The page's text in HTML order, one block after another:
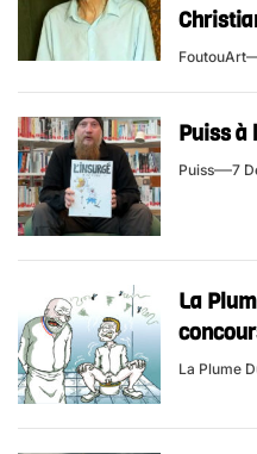
FoutouArt
Puiss à
Puiss 7
La
La Plume